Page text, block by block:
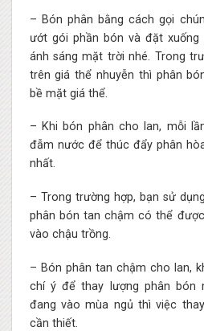
– Bón phân bằng cách gọi
ướt gói phần bón và đặt
ánh sáng mặt trời nhé. Trong
trên giá thể nhuyễn thì phân
bề mặt giá thể.
– Khi bón phân cho lan, mỗi
đẫm nước để thúc đẩy phân
nhất.
– Trong trường hợp, bạn sử
phân bón tan chậm có thể
vào chậu trồng.
– Bón phân tan chậm cho lan,
chí ý để thay lượng phân bón
đang vào mùa ngủ thì việc
cần thiết.